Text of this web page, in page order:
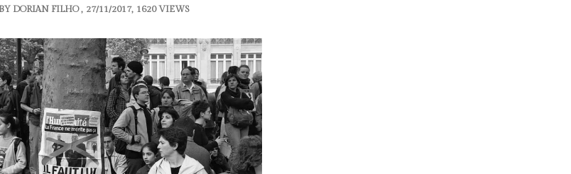
BY DORIAN FILHO 27/11/2017 1620 VIEWS